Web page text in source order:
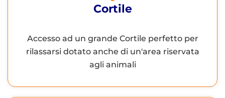
Cortile
Accesso ad un grande Cortile perfetto per
rilassarsi dotato anche di un'area riservata
agli animali